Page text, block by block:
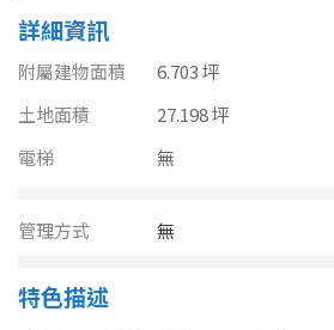
雲林縣
坪數
不拘
40~50 坪
60~70 坪
詳細資訊
附屬建物面積
6.703 坪
土地面積
27.198 坪
電梯
無
管理方式 無
特色描述